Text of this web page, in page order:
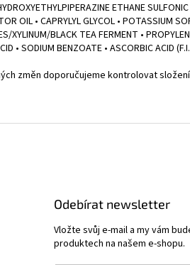
ETHANE
OIL • CAPRYLYL GLYCOL • POTASSIUM
BLACK TEA FERMENT •
• SODIUM BENZOATE • ASCORBIC ACID
změn doporučujeme kontrolovat
Odebírat newsletter
Vložte svůj e-mail a my vám
produktech na našem e-shopu.